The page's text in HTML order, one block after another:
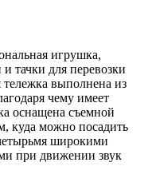
игрушка,
тачки для перевозки
тележка выполнена из
чему имеет
оснащена съемной
куда можно посадить
широкими
при движении звук